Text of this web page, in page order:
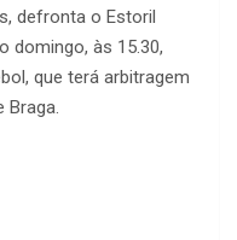
defronta o Estoril
domingo, às 15.30,
que terá arbitragem
Braga.